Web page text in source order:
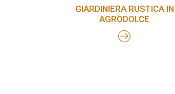
GIARDINIERA RUSTICA IN
AGRODOLCE